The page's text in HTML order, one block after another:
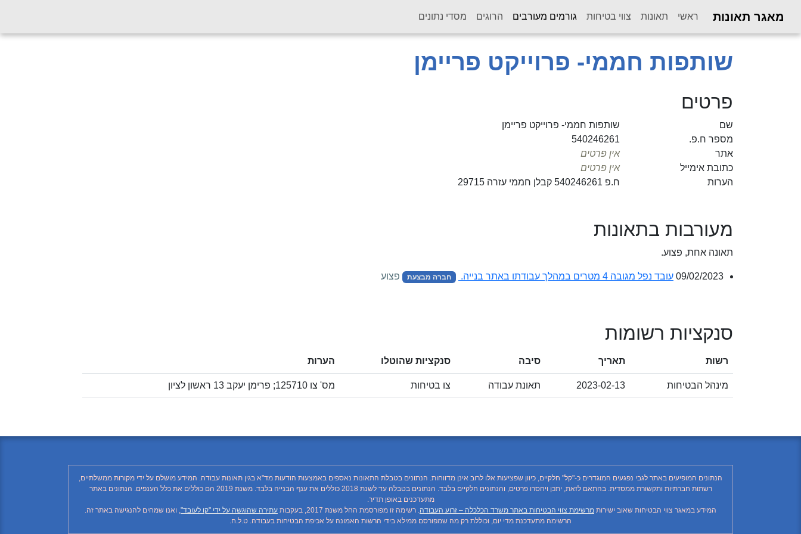
מאגר תאונות ראשי תאונות צווי בטיחות גורמים מעורבים הרוגים מסדי נתונים
שותפות חממי- פרוייקט פריימן
פרטים
שם
שותפות חממי- פרוייקט פריימן
מספר ח.פ.
540246261
אתר
אין פרטים
כתובת אימייל
אין פרטים
הערות
ח.פ 540246261 קבלן חממי עזרה 29715
מעורבות בתאונות
תאונה אחת, פצוע.
09/02/2023 עובד נפל מגובה 4 מטרים במהלך עבודתו באתר בנייה. חברה מבצעת פצוע
סנקציות רשומות
רשות תאריך סיבה סנקציות שהוטלו הערות
מינהל הבטיחות 2023-02-13 תאונת עבודה צו בטיחות מס' צו 125710; פרימן יעקב 13 ראשון לציון
הנתונים המופיעים באתר לגבי נפגעים המוגדרים כ-"קל" חלקיים, כיוון שפציעות אלו לרוב אינן מדווחות. הנתונים בטבלת התאונות נאספים באמצעות הודעות מד"א בגין תאונות עבודה. המידע מושלם על ידי מקורות ממשלתיים,
רשתות חברתיות ותקשורת ממסדית. בהתאם לזאת, יתכן ויחסרו פרטים, והנתונים חלקיים בלבד. הנתונים בטבלה עד לשנת 2018 כוללים את ענף הבנייה בלבד. משנת 2019 הם כוללים את כלל הענפים. הנתונים באתר
מתעדכנים באופן תדיר.
המידע במאגר צווי הבטיחות שאוב ישירות מרשימת צווי הבטיחות באתר משרד הכלכלה – זרוע העבודה. רשימה זו מפורסמת החל משנת 2017, בעקבות עתירה שהוגשה על ידי "קו לעובד", ואנו שמחים להנגישה באתר זה.
הרשימה מתעדכנת מדי יום, וכוללת רק מה שמפורסם ממילא בידי הרשות האמונה על אכיפת הבטיחות בעבודה. ט.ל.ח.